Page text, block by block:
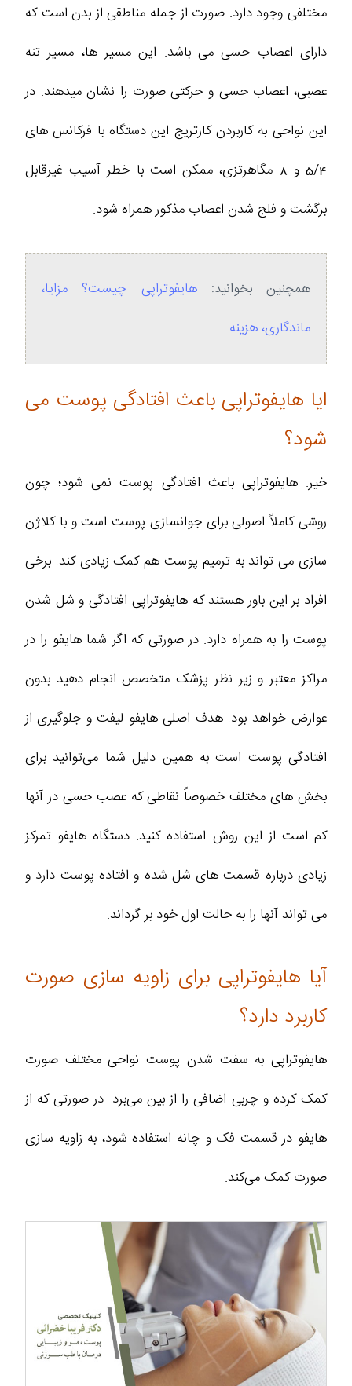
مختلفی وجود دارد. صورت از جمله مناطقی از بدن است که
دارای اعصاب حسی می باشد. این مسیر ها، مسیر تنه
عصبی، اعصاب حسی و حرکتی صورت را نشان میدهند. در
این نواحی به کاربردن کارتریج این دستگاه با فرکانس های
5/4 و 8 مگاهرتزی، ممکن است با خطر آسیب غیرقابل
برگشت و فلج شدن اعصاب مذکور همراه شود.
همچنین بخوانید:هایفوتراپی چیست؟ مزایا،
ماندگاری، هزینه
ایا هایفوتراپی باعث افتادگی پوست می
شود؟
خیر. هایفوتراپی باعث افتادگی پوست نمی شود؛ چون
روشی کاملاً اصولی برای جوانسازی پوست است و با کلاژن
سازی می تواند به ترمیم پوست هم کمک زیادی کند. برخی
افراد بر این باور هستند که هایفوتراپی افتادگی و شل شدن
پوست را به همراه دارد. در صورتی که اگر شما هایفو را در
مراکز معتبر و زیر نظر پزشک متخصص انجام دهید بدون
عوارض خواهد بود. هدف اصلی هایفو لیفت و جلوگیری از
افتادگی پوست است به همین دلیل شما می‌توانید برای
بخش های مختلف خصوصاً نقاطی که عصب حسی در آنها
کم است از این روش استفاده کنید. دستگاه هایفو تمرکز
زیادی درباره قسمت های شل شده و افتاده پوست دارد و
می تواند آنها را به حالت اول خود بر گرداند.
آیا هایفوتراپی برای زاویه سازی صورت
کاربرد دارد؟
هایفوتراپی به سفت شدن پوست نواحی مختلف صورت
کمک کرده و چربی اضافی را از بین می‌برد. در صورتی که از
هایفو در قسمت فک و چانه استفاده شود، به زاویه سازی
صورت کمک می‌کند.